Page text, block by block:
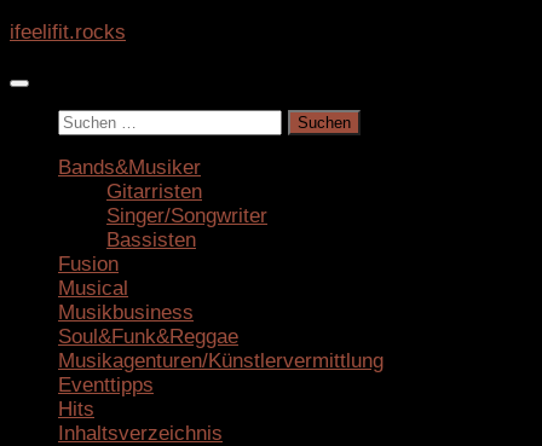
Zum
springen
ifeelifit.rocks
Suchen
Bands&Musiker
Gitarristen
Singer/Songwriter
Bassisten
Fusion
Musical
Musikbusiness
Soul&Funk&Reggae
Musikagenturen/Künstlervermittlung
Eventtipps
Hits
Inhaltsverzeichnis